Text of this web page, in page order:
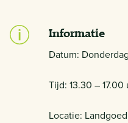
Informatie
Datum:
Tijd: 13.30 – 17.00
Locatie: